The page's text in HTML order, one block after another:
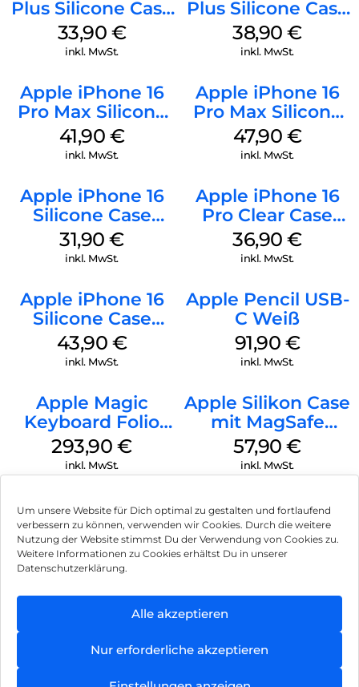
Um unsere Website für Dich optimal zu gestalten und fortlaufend
verbessern zu können, verwenden wir Cookies. Durch die weitere
Nutzung der Website stimmst Du der Verwendung von Cookies zu.
Weitere Informationen zu Cookies erhältst Du in unserer
Datenschutzerklärung.
Alle akzeptieren
Nur erforderliche akzeptieren
Plus Silicone Case
MagSafe Lake
Green
33,90 €
inkl. MwSt.
Plus Silicone Case
MagSafe Denim
38,90€
inkl. MwSt.
Apple iPhone 16
Pro Max Silicone
Case MagSafe
Ultramarine
41,90 €
inkl. MwSt.
Apple iPhone 16
Pro Max Silicone
Case MagSafe
Black
47,90 €
inkl. MwSt.
Apple iPhone 16
Silicone Case
MagSafe Fuchsia
31,90€
inkl. MwSt.
Apple iPhone 16
Pro Clear Case
MagSafe
Transparent
36,90€
inkl. MwSt.
Apple iPhone 16
Silicone Case
MagSafe Plum
43,90 €
inkl. MwSt.
Apple Pencil USB-
C Weiß
91,90 €
inkl. MwSt.
Apple Magic
Keyboard Folio
iPad 10.9″ (10.Gen.)
Weiß
293,90€
inkl. MwSt.
Apple Silikon Case
mit MagSafe
iPhone 14 Pro
(PRODUCT)RED
57,90€
inkl. MwSt.
Impressum
Hinweis zur Batterieentsorgung